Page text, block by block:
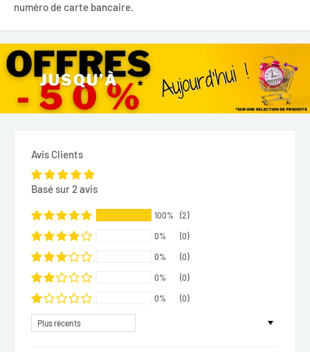
numéro de carte bancaire.
Avis Clients
Basé sur 2 avis
100% (2)
0% (0)
0% (0)
0% (0)
0% (0)
Sort by